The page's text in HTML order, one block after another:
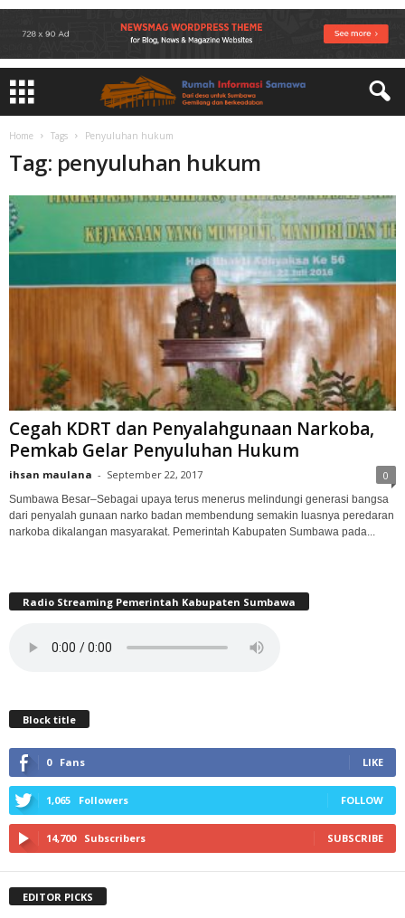
Home Tags Penyuluhan hukum
Tag: penyuluhan hukum
Cegah KDRT dan Penyalahgunaan Narkoba,
Pemkab Gelar Penyuluhan Hukum
ihsan maulana - September 22, 2017 0
Sumbawa Besar–Sebagai upaya terus menerus melindungi generasi bangsa
dari penyalah gunaan narko badan membendung semakin luasnya peredaran
narkoba dikalangan masyarakat. Pemerintah Kabupaten Sumbawa pada...
Radio Streaming Pemerintah Kabupaten Sumbawa
Block title
0 Fans LIKE
1,065 Followers FOLLOW
14,700 Subscribers SUBSCRIBE
EDITOR PICKS